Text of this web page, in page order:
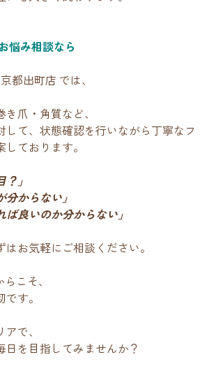
悩み相談なら
都出町店 では、
爪・角質など、
して、状態確認を行いながら丁寧なフ
ております。
？」
分からない」
ば良いのか分からない」
お気軽にご相談ください。
こそ、
す。
で、
日を目指してみませんか？